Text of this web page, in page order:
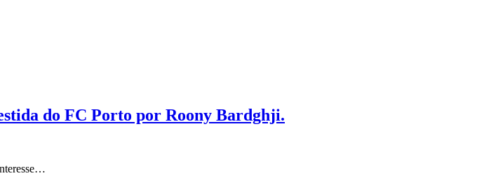
do FC Porto por Roony Bardghji.